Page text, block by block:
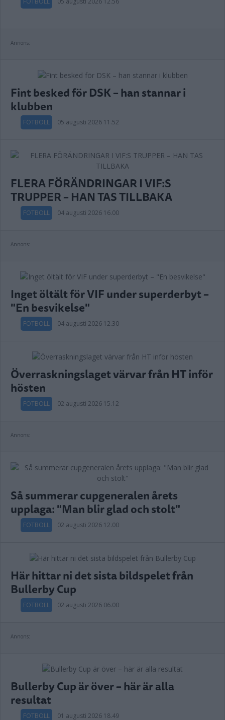
Annons:
Fint besked för DSK – han stannar i
klubben
FOTBOLL 05 augusti 2026 11.52
FLERA FÖRÄNDRINGAR I VIF:S
TRUPPER – HAN TAS TILLBAKA
FOTBOLL 04 augusti 2026 16.00
Annons:
Inget öltält för VIF under superderbyt –
"En besvikelse"
FOTBOLL 04 augusti 2026 12.30
Överraskningslaget värvar från HT inför
hösten
FOTBOLL 02 augusti 2026 15.12
Annons:
Så summerar cupgeneralen årets
upplaga: "Man blir glad och stolt"
FOTBOLL 02 augusti 2026 12.00
Här hittar ni det sista bildspelet från
Bullerby Cup
FOTBOLL 02 augusti 2026 06.00
Annons:
Bullerby Cup är över – här är alla
resultat
FOTBOLL 01 augusti 2026 18.49